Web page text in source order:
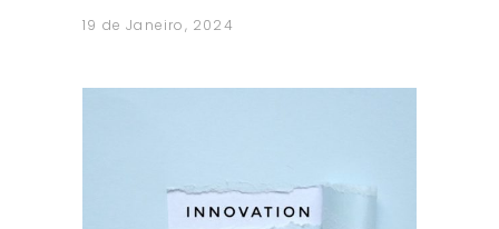
19 de Janeiro, 2024